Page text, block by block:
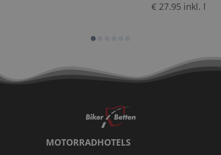
€ 27.95 inkl.
MOTORRADHOTELS